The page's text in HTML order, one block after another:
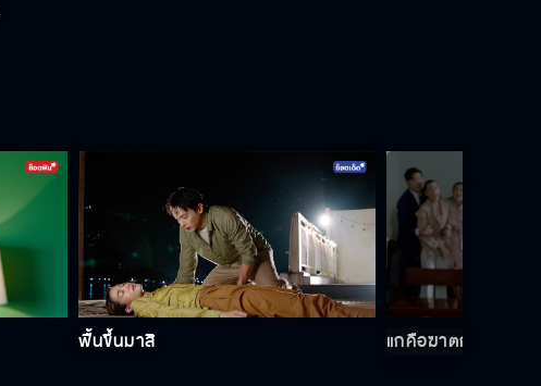
ฟื้นขึ้นมาสิ แกคือฆาตกร